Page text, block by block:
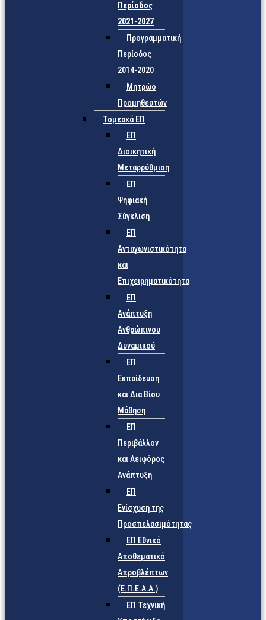
Περίοδος
2021-2027
Προγραμματική
Περίοδος
2014-2020
Μητρώο
Προμηθευτών
Τομεακά ΕΠ
ΕΠ
Διοικητική
Μεταρρύθμιση
ΕΠ
Ψηφιακή
Σύγκλιση
ΕΠ
Ανταγωνιστικότητα
και
Επιχειρηματικότητα
ΕΠ
Ανάπτυξη
Ανθρώπινου
Δυναμικού
ΕΠ
Εκπαίδευση
και Δια Βίου
Μάθηση
ΕΠ
Περιβάλλον
και Αειφόρος
Ανάπτυξη
ΕΠ
Ενίσχυση της
Προσπελασιμότητας
ΕΠ Εθνικό
Αποθεματικό
Απροβλέπτων
(Ε.Π.Ε.Α.Α.)
ΕΠ Τεχνική